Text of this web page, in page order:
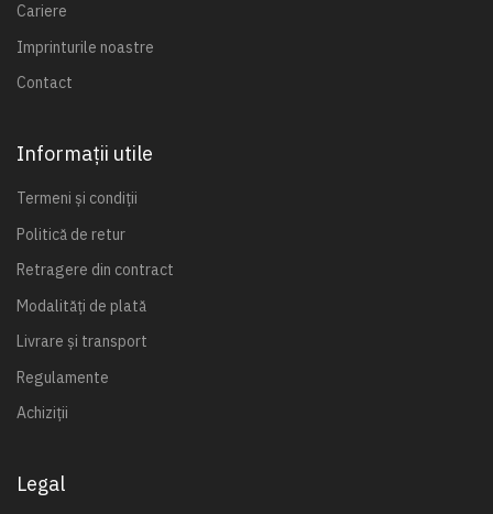
Cariere
Imprinturile noastre
Contact
Informații utile
Termeni și condiții
Politică de retur
Retragere din contract
Modalități de plată
Livrare și transport
Regulamente
Achiziții
Legal